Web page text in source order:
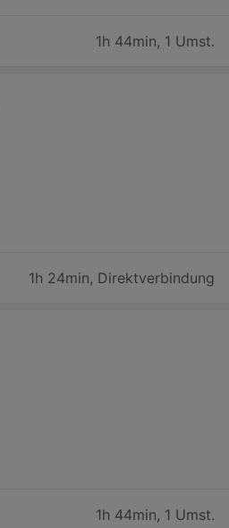
1h 44min, 1 Umst.
1h 24min, Direktverbindung
1h 44min, 1 Umst.